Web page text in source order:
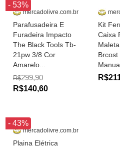
- 53%
mercadolivre.com.br
Parafusadeira E
Furadeira Impacto
The Black Tools Tb-
21pw 3/8 Cor
Amarelo...
R$299,90
R$140,60
Kit
Caixa
Brcost
- 43%
mercadolivre.com.br
Plaina Elétrica